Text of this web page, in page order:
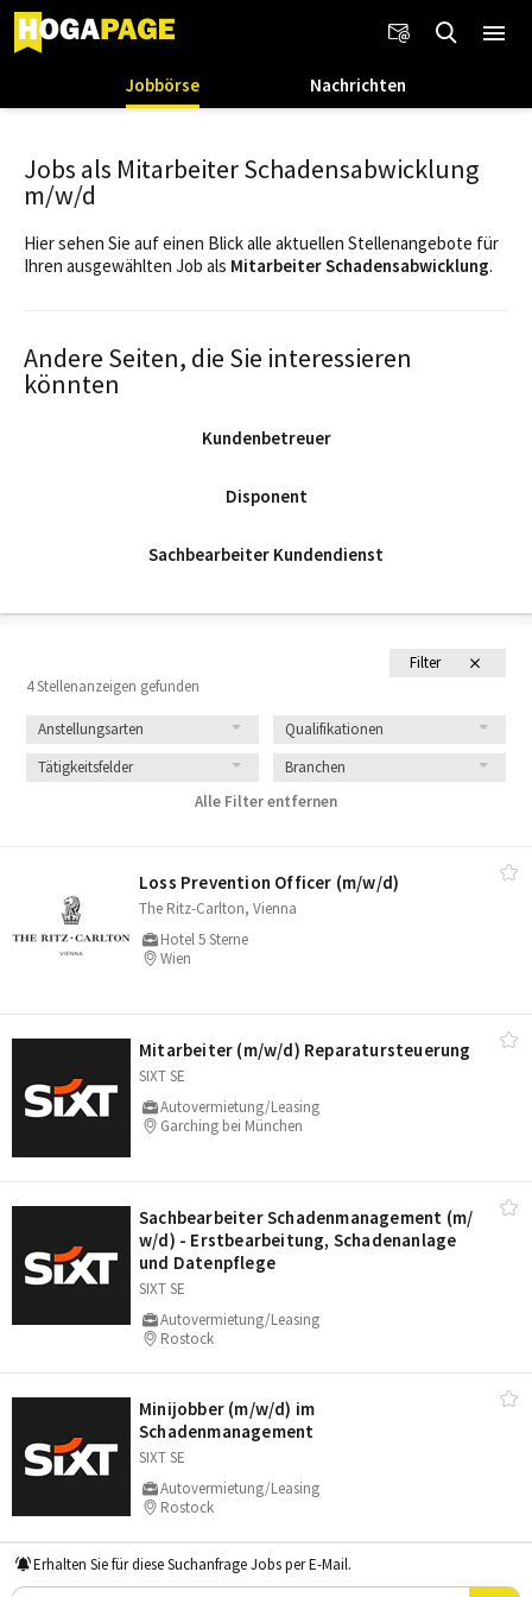
Jobbörse Nachrichten
Filter
4 Stellenanzeigen gefunden
Anstellungsarten
Qualifikationen
Tätigkeitsfelder
Branchen
Alle Filter entfernen
Loss Prevention Officer (m/​w/​d)
The Ritz-Carlton, Vienna
Hotel 5 Sterne
Wien
Mitarbeiter (m/​w/​d) Reparatursteuerung
SIXT SE
Autovermietung/Leasing
Garching bei München
Sachbearbeiter Schadenmanagement (m/​
w/​d) - Erstbearbeitung, Schadenanlage
und Datenpflege
SIXT SE
Autovermietung/Leasing
Rostock
Minijobber (m/​w/​d) im
Schadenmanagement
SIXT SE
Autovermietung/Leasing
Rostock
Erhalten Sie für diese Suchanfrage Jobs per E-Mail.
Jobs als Mitarbeiter Schadensabwicklung
m/w/d
Hier sehen Sie auf einen Blick alle aktuellen Stellenangebote für
Ihren ausgewählten Job als Mitarbeiter Schadensabwicklung.
Andere Seiten, die Sie interessieren
könnten
Kundenbetreuer
Disponent
Sachbearbeiter Kundendienst